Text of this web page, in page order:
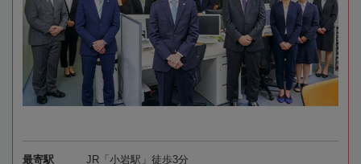
最寄駅 JR「小岩駅」徒歩3分